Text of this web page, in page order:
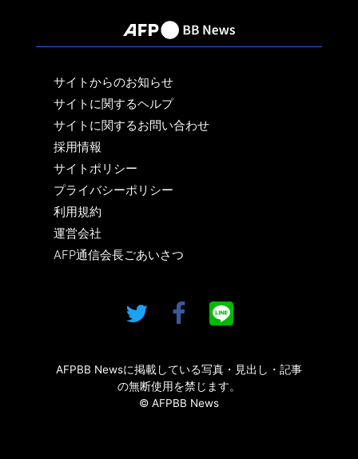
サイトからのお知らせ
サイトに関するヘルプ
サイトに関するお問い合わせ
採用情報
サイトポリシー
プライバシーポリシー
利用規約
運営会社
AFP通信会長ごあいさつ
AFPBB Newsに掲載している写真・見出し・記事
の無断使用を禁じます。
© AFPBB News